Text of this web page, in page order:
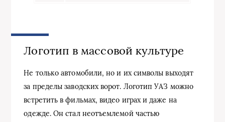
Логотип в массовой культуре
Не только автомобили, но и их символы выходят
за пределы заводских ворот. Логотип УАЗ можно
встретить в фильмах, видео играх и даже на
одежде. Он стал неотъемлемой частью